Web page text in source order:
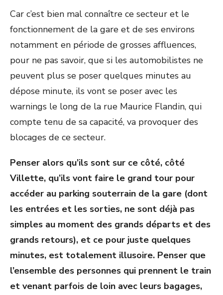
Car c’est bien mal connaître ce secteur et le
fonctionnement de la gare et de ses environs
notamment en période de grosses affluences,
pour ne pas savoir, que si les automobilistes ne
peuvent plus se poser quelques minutes au
dépose minute, ils vont se poser avec les
warnings le long de la rue Maurice Flandin, qui
compte tenu de sa capacité, va provoquer des
blocages de ce secteur.
Penser alors qu’ils sont sur ce côté, côté
Villette, qu’ils vont faire le grand tour pour
accéder au parking souterrain de la gare (dont
les entrées et les sorties, ne sont déjà pas
simples au moment des grands départs et des
grands retours), et ce pour juste quelques
minutes, est totalement illusoire. Penser que
l’ensemble des personnes qui prennent le train
et venant parfois de loin avec leurs bagages,